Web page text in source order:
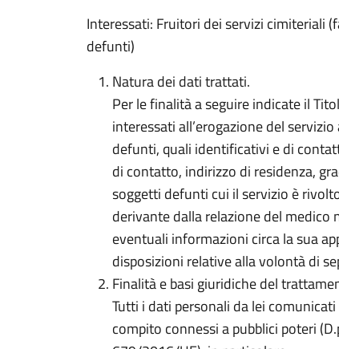
Interessati: Fruitori dei servizi cimiteriali
defunti)
Natura dei dati trattati.
Per le finalità a seguire indicate il
interessati all’erogazione del
defunti, quali identificativi e di
di contatto, indirizzo di residenza,
soggetti defunti cui il servizio è
derivante dalla relazione del medico
eventuali informazioni circa la sua
disposizioni relative alla volontà di
Finalità e basi giuridiche del
Tutti i dati personali da lei
compito connessi a pubblici poteri